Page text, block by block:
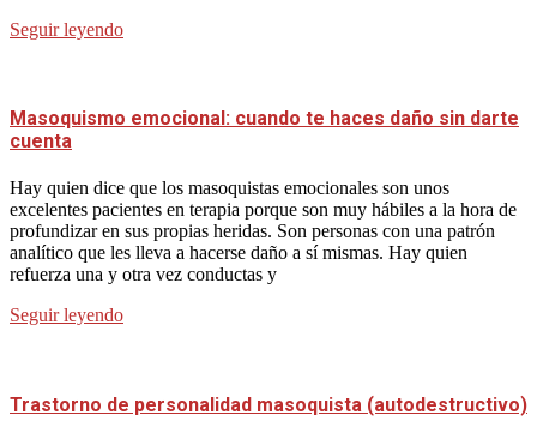
Seguir leyendo
Masoquismo emocional: cuando te haces daño sin darte
cuenta
Hay quien dice que los masoquistas emocionales son unos
excelentes pacientes en terapia porque son muy hábiles a la hora de
profundizar en sus propias heridas. Son personas con una patrón
analítico que les lleva a hacerse daño a sí mismas. Hay quien
refuerza una y otra vez conductas y
Seguir leyendo
Trastorno de personalidad masoquista (autodestructivo)